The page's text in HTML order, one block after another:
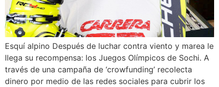
Esquí alpino Después de luchar contra viento y marea le
llega su recompensa: los Juegos Olímpicos de Sochi. A
través de una campaña de ‘crowfunding’ recolecta
dinero por medio de las redes sociales para cubrir los